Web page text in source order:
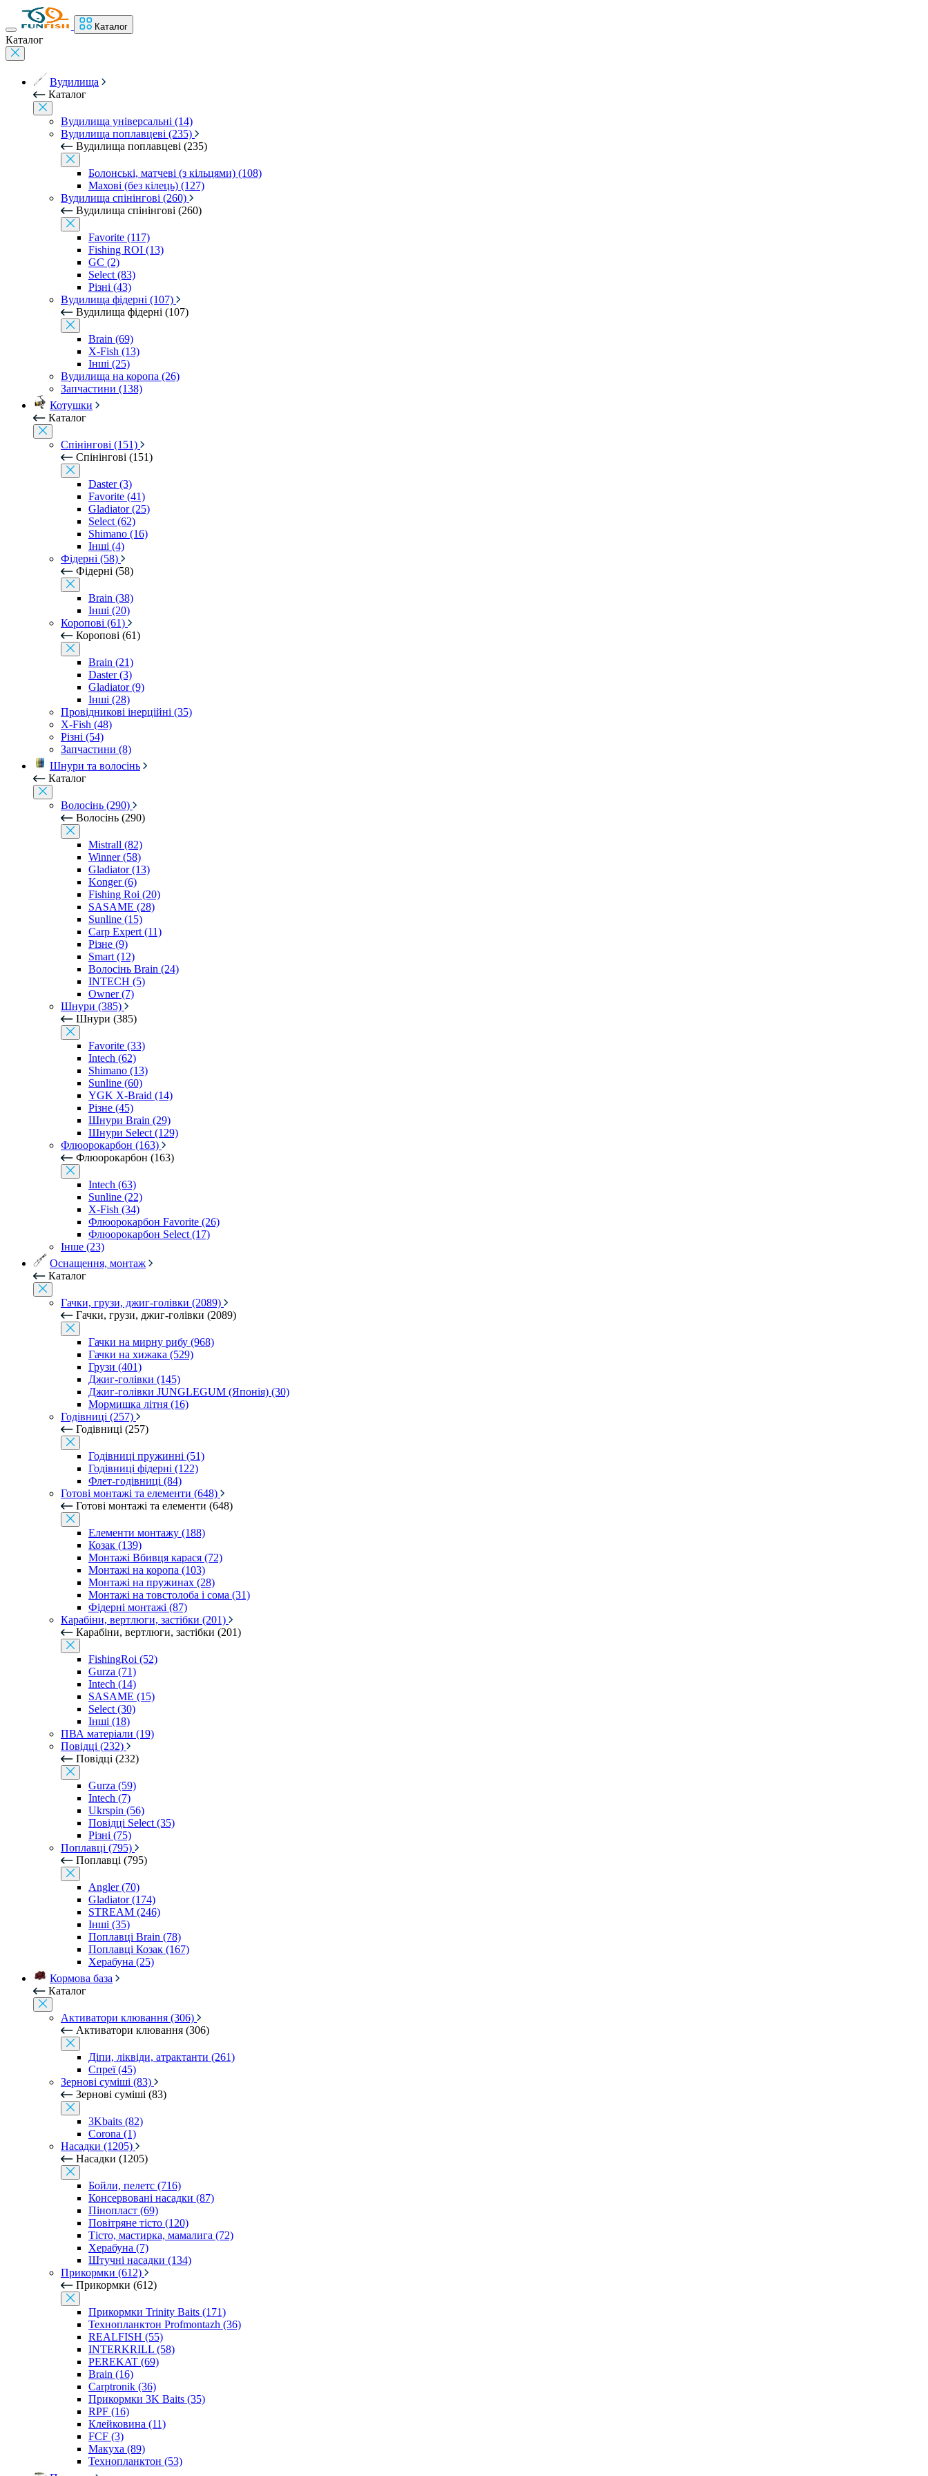
Каталог
Каталог
Вудилища
Каталог
Вудилища універсальні (14)
Вудилища поплавцеві (235)
Вудилища поплавцеві (235)
Болонські, матчеві (з кільцями) (108)
Махові (без кілець) (127)
Вудилища спінінгові (260)
Вудилища спінінгові (260)
Favorite (117)
Fishing ROI (13)
GC (2)
Select (83)
Різні (43)
Вудилища фідерні (107)
Вудилища фідерні (107)
Brain (69)
X-Fish (13)
Інші (25)
Вудилища на коропа (26)
Запчастини (138)
Котушки
Каталог
Спінінгові (151)
Спінінгові (151)
Daster (3)
Favorite (41)
Gladiator (25)
Select (62)
Shimano (16)
Інші (4)
Фідерні (58)
Фідерні (58)
Brain (38)
Інші (20)
Коропові (61)
Коропові (61)
Brain (21)
Daster (3)
Gladiator (9)
Інші (28)
Провідникові інерційні (35)
X-Fish (48)
Різні (54)
Запчастини (8)
Шнури та волосінь
Каталог
Волосінь (290)
Волосінь (290)
Mistrall (82)
Winner (58)
Gladiator (13)
Konger (6)
Fishing Roi (20)
SASAME (28)
Sunline (15)
Carp Expert (11)
Різне (9)
Smart (12)
Волосінь Brain (24)
INTECH (5)
Owner (7)
Шнури (385)
Шнури (385)
Favorite (33)
Intech (62)
Shimano (13)
Sunline (60)
YGK X-Braid (14)
Різне (45)
Шнури Brain (29)
Шнури Select (129)
Флюорокарбон (163)
Флюорокарбон (163)
Intech (63)
Sunline (22)
X-Fish (34)
Флюорокарбон Favorite (26)
Флюорокарбон Select (17)
Інше (23)
Оснащення, монтаж
Каталог
Гачки, грузи, джиг-голівки (2089)
Гачки, грузи, джиг-голівки (2089)
Гачки на мирну рибу (968)
Гачки на хижака (529)
Грузи (401)
Джиг-голівки (145)
Джиг-голівки JUNGLEGUM (Японія) (30)
Мормишка літня (16)
Годівниці (257)
Годівниці (257)
Годівниці пружинні (51)
Годівниці фідерні (122)
Флет-годівниці (84)
Готові монтажі та елементи (648)
Готові монтажі та елементи (648)
Елементи монтажу (188)
Козак (139)
Монтажі Вбивця карася (72)
Монтажі на коропа (103)
Монтажі на пружинах (28)
Монтажі на товстолоба і сома (31)
Фідерні монтажі (87)
Карабіни, вертлюги, застібки (201)
Карабіни, вертлюги, застібки (201)
FishingRoi (52)
Gurza (71)
Intech (14)
SASAME (15)
Select (30)
Інші (18)
ПВА матеріали (19)
Повідці (232)
Повідці (232)
Gurza (59)
Intech (7)
Ukrspin (56)
Повідці Select (35)
Різні (75)
Поплавці (795)
Поплавці (795)
Angler (70)
Gladiator (174)
STREAM (246)
Інші (35)
Поплавці Brain (78)
Поплавці Козак (167)
Херабуна (25)
Кормова база
Каталог
Активатори клювання (306)
Активатори клювання (306)
Діпи, ліквіди, атрактанти (261)
Спреї (45)
Зернові суміші (83)
Зернові суміші (83)
3Kbaits (82)
Corona (1)
Насадки (1205)
Насадки (1205)
Бойли, пелетс (716)
Консервовані насадки (87)
Пінопласт (69)
Повітряне тісто (120)
Тісто, мастирка, мамалига (72)
Херабуна (7)
Штучні насадки (134)
Прикормки (612)
Прикормки (612)
Прикормки Trinity Baits (171)
Технопланктон Profmontazh (36)
REALFISH (55)
INTERKRILL (58)
PEREKAT (69)
Brain (16)
Carptronik (36)
Прикормки 3K Baits (35)
RPF (16)
Клейковина (11)
FCF (3)
Макуха (89)
Технопланктон (53)